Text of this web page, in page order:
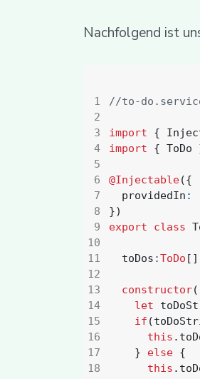
Nachfolgend ist
4
14
import {
import
{ ToDo
@Injectable({
providedIn :
})
export
class
toDos :ToDo []
constructor
let
if (
this .
}
else {
this .